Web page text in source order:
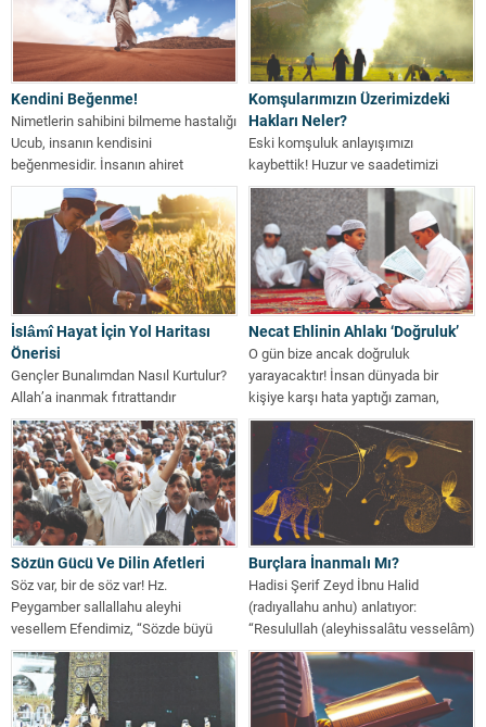
Kendini Beğenme!
Nimetlerin sahibini bilmeme hastalığı
Ucub, insanın kendisini
beğenmesidir. İnsanın ahiret
sermayesini eriten kalbi afetlerin
büyüklerinden...
Komşularımızın Üzerimizdeki
Hakları Neler?
Eski komşuluk anlayışımızı
kaybettik! Huzur ve saadetimizi
sağlamak komşularımızla iyi bir ilişki
kurmakla mümkündür. Çünkü...
İslâmî Hayat İçin Yol Haritası
Önerisi
Gençler Bunalımdan Nasıl Kurtulur?
Allah’a inanmak fıtrattandır
İnsanoğlunun ruhunda
merkezlenmiş, Allah Tealâ’nın
varlığına inanmak, tabii...
Necat Ehlinin Ahlakı ‘Doğruluk’
O gün bize ancak doğruluk
yarayacaktır! İnsan dünyada bir
kişiye karşı hata yaptığı zaman,
mazeret...
Sözün Gücü Ve Dilin Afetleri
Söz var, bir de söz var! Hz.
Peygamber sallallahu aleyhi
vesellem Efendimiz, “Sözde büyü
vardır!”(...
Burçlara İnanmalı Mı?
Hadisi Şerif Zeyd İbnu Halid
(radıyallahu anhu) anlatıyor:
“Resulullah (aleyhissalâtu vesselâm)
Hudeybiye’de, bize geceleyin yağan...